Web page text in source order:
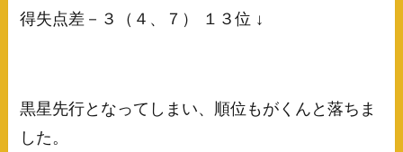
得失点差－３（４、７） １３位 ↓
黒星先行となってしまい、順位もがくんと落ちま
した。